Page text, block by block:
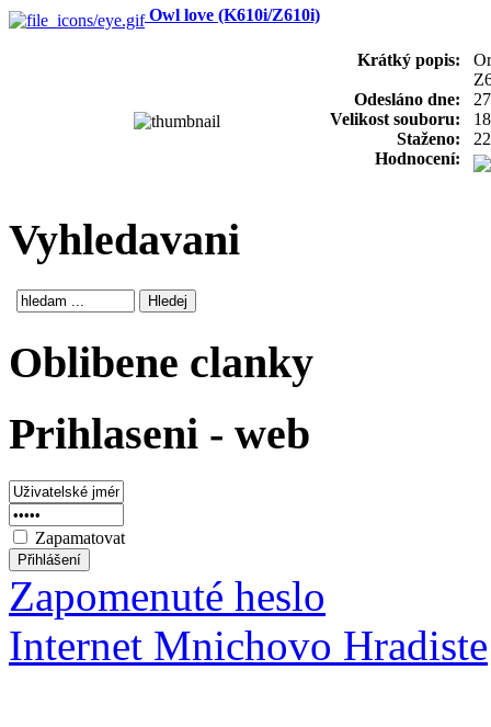
Owl love (K610i/Z610i)
Krátký popis:
Odesláno dne:
Velikost souboru:
Staženo:
Hodnocení:
Vyhledavani
Oblibene clanky
Prihlaseni - web
Zapamatovat
Zapomenuté heslo
Internet Mnichovo Hradiste